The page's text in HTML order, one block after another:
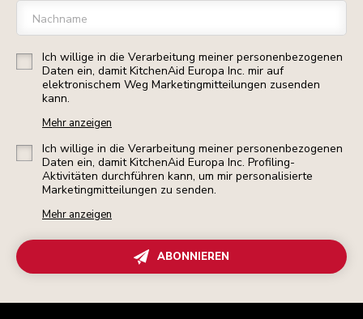
Nachname
Ich willige in die Verarbeitung meiner personenbezogenen
Daten ein, damit KitchenAid Europa Inc. mir auf
elektronischem Weg Marketingmitteilungen zusenden
kann.
Mehr anzeigen
Ich willige in die Verarbeitung meiner personenbezogenen
Daten ein, damit KitchenAid Europa Inc. Profiling-
Aktivitäten durchführen kann, um mir personalisierte
Marketingmitteilungen zu senden.
Mehr anzeigen
ABONNIEREN